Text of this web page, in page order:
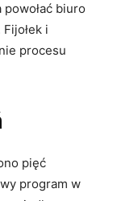
biuro
i
procesu
pięć
program w